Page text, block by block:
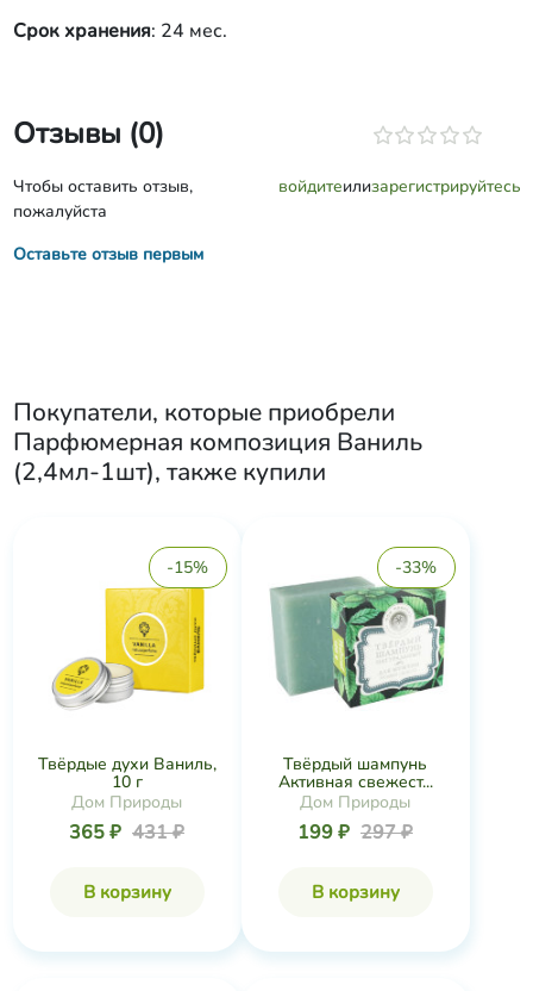
Срок хранения: 24 мес.
Отзывы (0)
Чтобы оставить отзыв,
пожалуйста
войдитеилизарегистрируйтесь
Оставьте отзыв первым
Покупатели, которые приобрели
Парфюмерная композиция Ваниль
(2,4мл-1шт), также купили
-15%
Твёрдые духи Ваниль,
10 г
Дом Природы
365 ₽ 431 ₽
В корзину
-33%
Твёрдый шампунь
Активная свежест...
Дом Природы
199 ₽ 297 ₽
В корзину